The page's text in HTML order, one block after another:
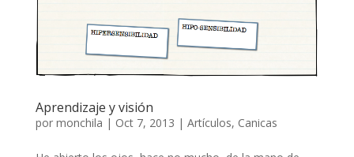
Aprendizaje y visión
por monchila | Oct 7, 2013 | Artículos, Canicas